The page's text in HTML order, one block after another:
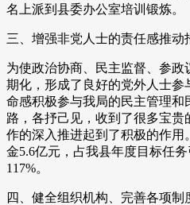
名上派到县委办公室培训锻炼。
三、增强非党人士的责任感推动
为使政治协商、民主监督、参
期化，形成了良好的党外人士
命感积极参与我局的民主管理
路，各抒己见，收到了很多宝
作的深入推进起到了积极的作
金5.6亿元，占我县年度目标任
117%。
四、健全组织机构、完善各项制